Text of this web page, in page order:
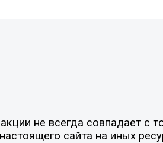
не всегда совпадает с
сайта на иных